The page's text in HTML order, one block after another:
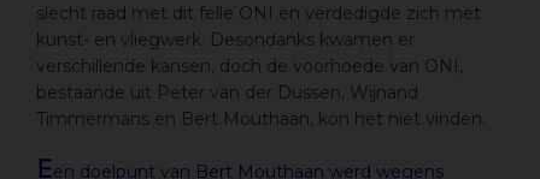
slecht raad met dit felle ONI en verdedigde zich met
kunst- en vliegwerk. Desondanks kwamen er
verschillende kansen, doch de voorhoede van ONI,
bestaande uit Peter van der Dussen, Wijnand
Timmermans en Bert Mouthaan, kon het niet vinden.
Een doelpunt van Bert Mouthaan werd wegens